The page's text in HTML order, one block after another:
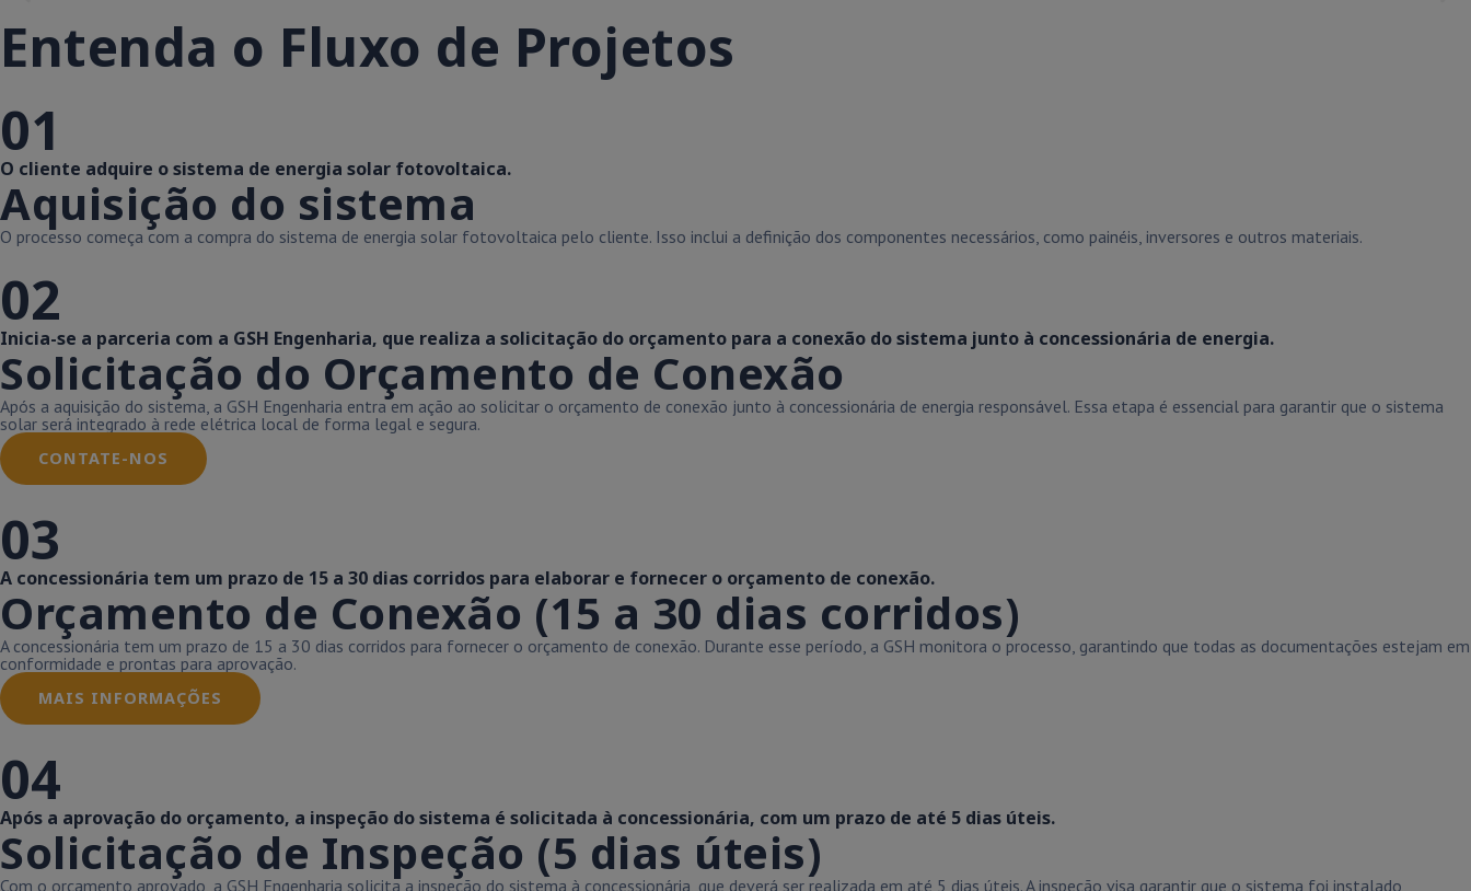
Entenda o Fluxo de Projetos
01
O cliente adquire o sistema de energia solar fotovoltaica.
Aquisição do sistema
O processo começa com a compra do sistema de energia solar fotovoltaica pelo cliente. Isso inclui a definição dos componentes necessários, como painéis, inversores e outros materiais.
02
Inicia-se a parceria com a GSH Engenharia, que realiza a solicitação do orçamento para a conexão do sistema junto à concessionária de energia.
Solicitação do Orçamento de Conexão
Após a aquisição do sistema, a GSH Engenharia entra em ação ao solicitar o orçamento de conexão junto à concessionária de energia responsável. Essa etapa é essencial para garantir que o sistema
solar será integrado à rede elétrica local de forma legal e segura.
CONTATE-NOS
03
A concessionária tem um prazo de 15 a 30 dias corridos para elaborar e fornecer o orçamento de conexão.
Orçamento de Conexão (15 a 30 dias corridos)
A concessionária tem um prazo de 15 a 30 dias corridos para fornecer o orçamento de conexão. Durante esse período, a GSH monitora o processo, garantindo que todas as documentações estejam em
conformidade e prontas para aprovação.
MAIS INFORMAÇÕES
04
Após a aprovação do orçamento, a inspeção do sistema é solicitada à concessionária, com um prazo de até 5 dias úteis.
Solicitação de Inspeção (5 dias úteis)
Com o orçamento aprovado, a GSH Engenharia solicita a inspeção do sistema à concessionária, que deverá ser realizada em até 5 dias úteis. A inspeção visa garantir que o sistema foi instalado